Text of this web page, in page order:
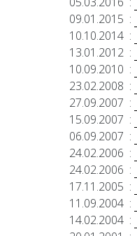
09.01.2015 :
10.10.2014 :
13.01.2012 :
10.09.2010 :
23.02.2008 :
27.09.2007 :
15.09.2007 :
06.09.2007 :
24.02.2006 :
24.02.2006 :
17.11.2005 :
11.09.2004 :
14.02.2004 :